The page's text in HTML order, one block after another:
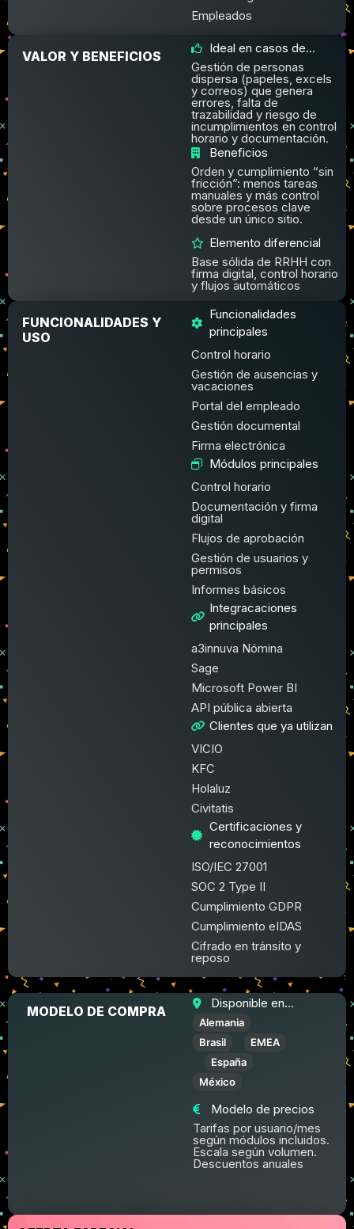
Empleados
VALOR Y BENEFICIOS
Ideal en casos de...
Gestión de personas
dispersa (papeles, excels
y correos) que genera
errores, falta de
trazabilidad y riesgo de
incumplimientos en control
horario y documentación.
Beneficios
Orden y cumplimiento “sin
fricción”: menos tareas
manuales y más control
sobre procesos clave
desde un único sitio.
Elemento diferencial
Base sólida de RRHH con
firma digital, control horario
y flujos automáticos
FUNCIONALIDADES Y
USO
Funcionalidades
principales
Control horario
Gestión de ausencias y
vacaciones
Portal del empleado
Gestión documental
Firma electrónica
Módulos principales
Control horario
Documentación y firma
digital
Flujos de aprobación
Gestión de usuarios y
permisos
Informes básicos
Integracaciones
principales
a3innuva Nómina
Sage
Microsoft Power BI
API pública abierta
Clientes que ya utilizan
VICIO
KFC
Holaluz
Civitatis
Certificaciones y
reconocimientos
ISO/IEC 27001
SOC 2 Type II
Cumplimiento GDPR
Cumplimiento eIDAS
Cifrado en tránsito y
reposo
MODELO DE COMPRA
Disponible en...
Alemania
Brasil
EMEA
España
México
Modelo de precios
Tarifas por usuario/mes
según módulos incluidos.
Escala según volumen.
Descuentos anuales